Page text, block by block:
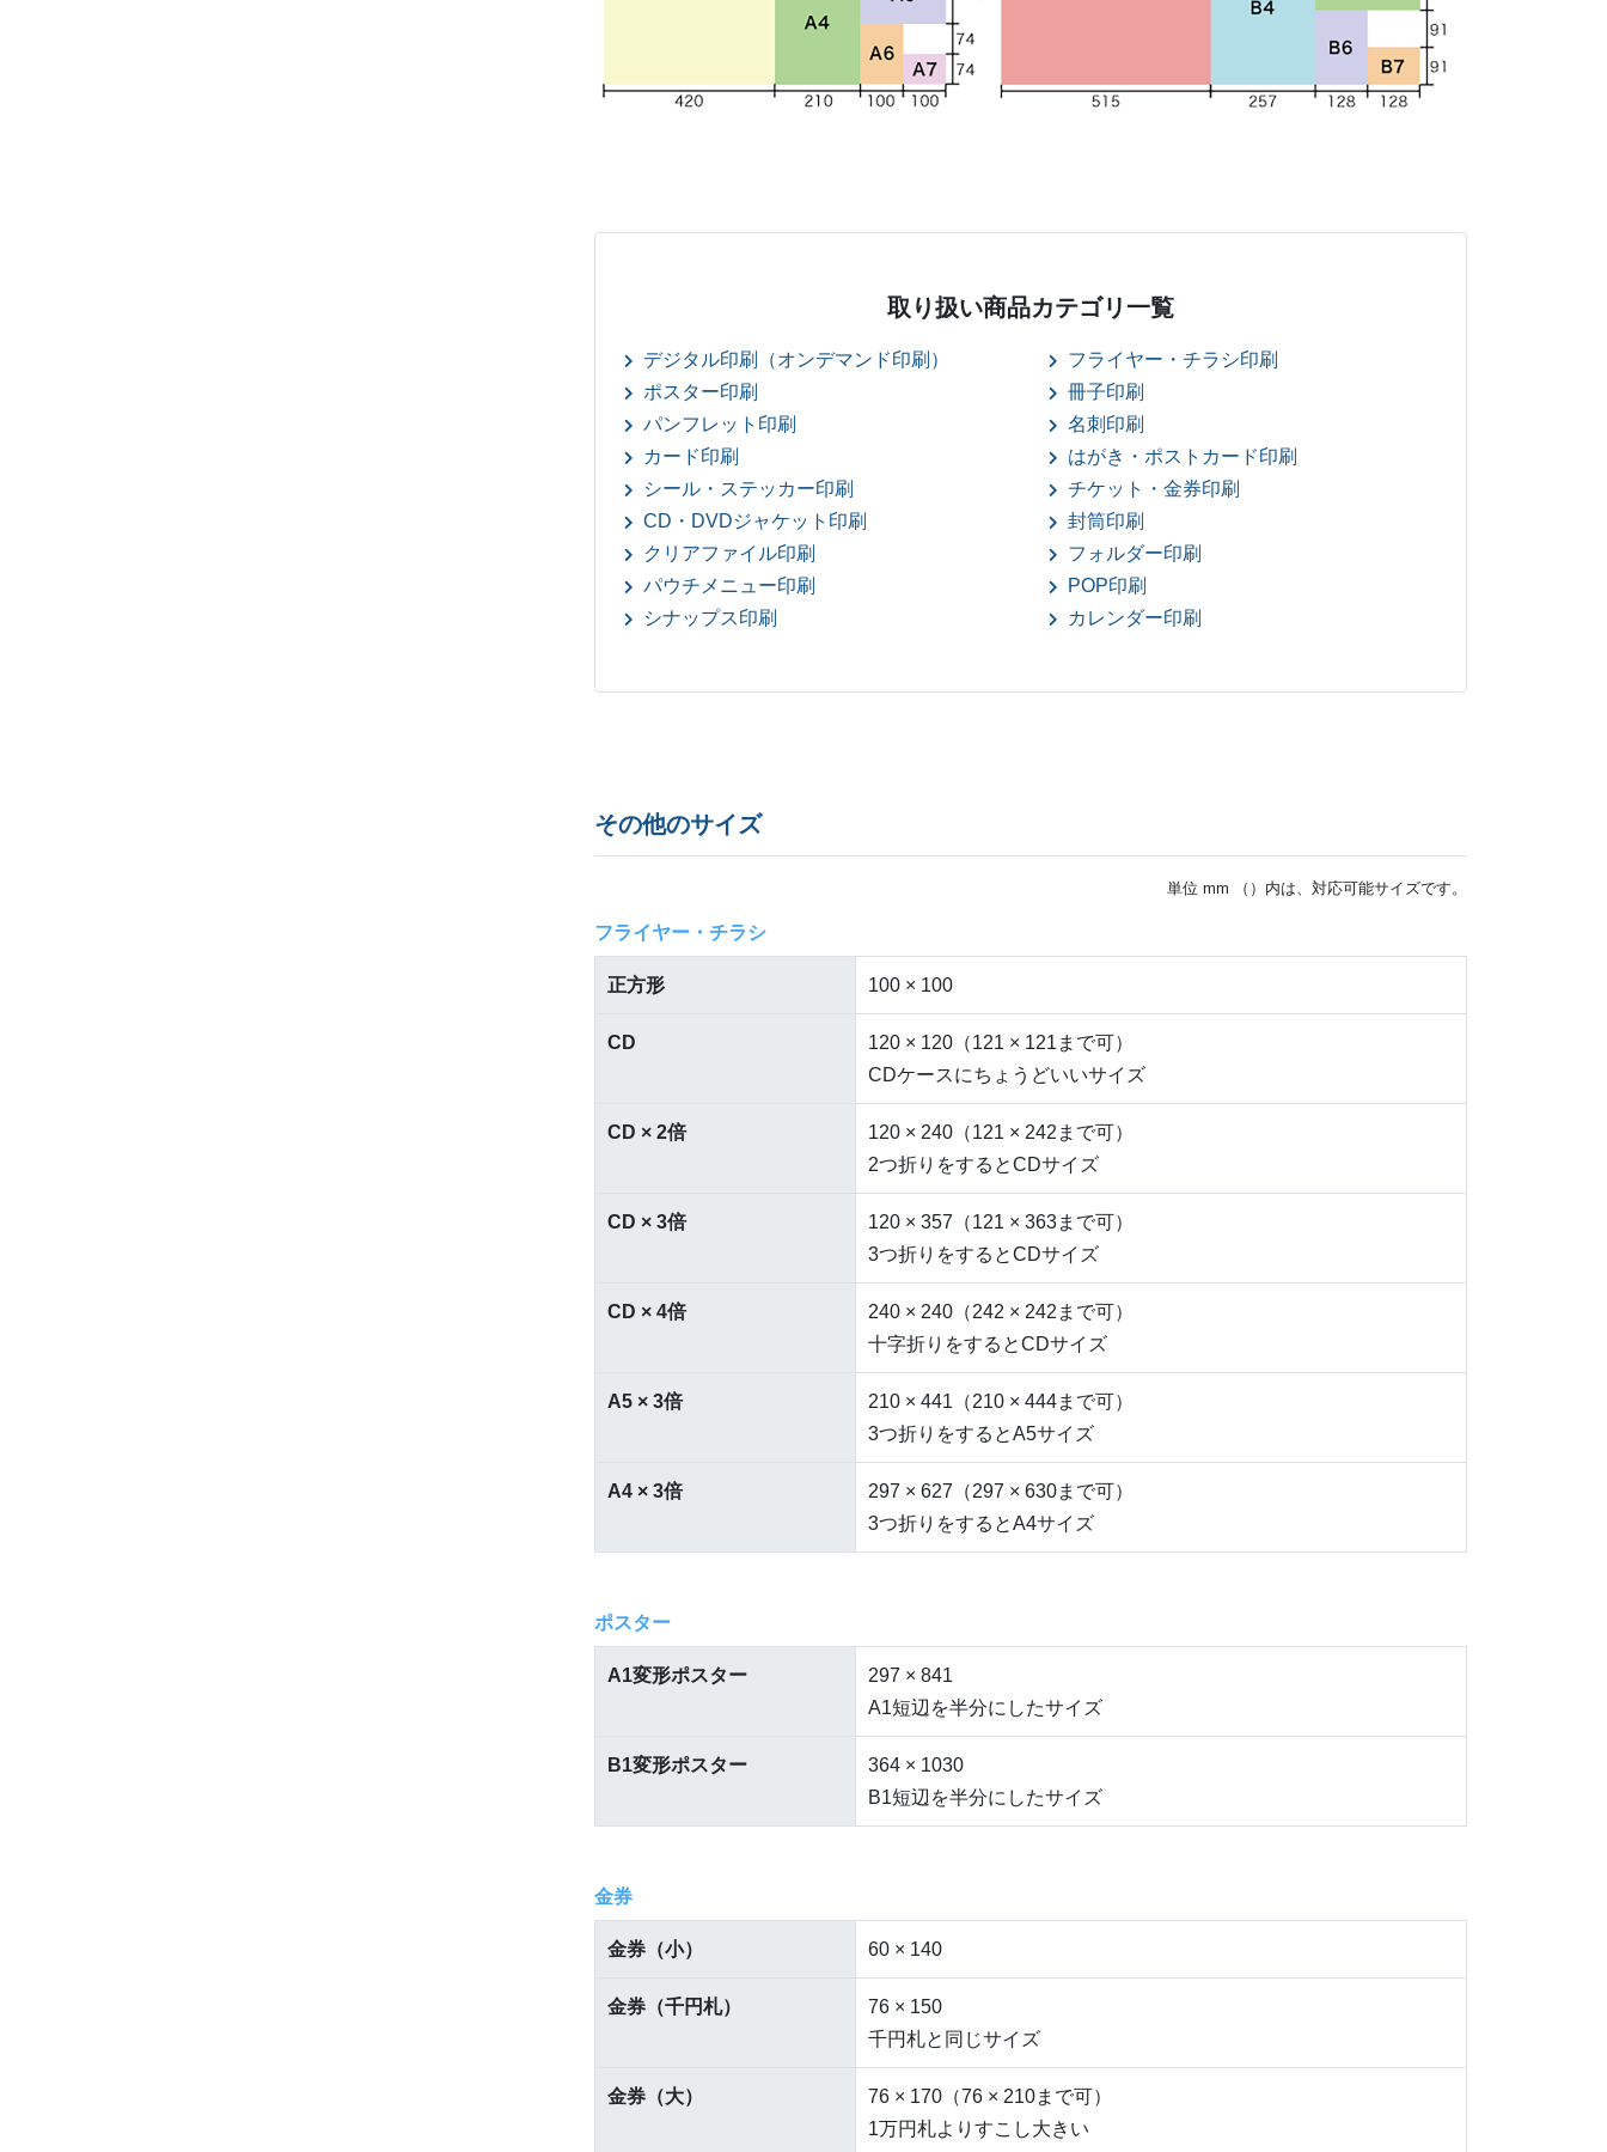
取り扱い商品カテゴリ一覧
デジタル印刷（オンデマンド印刷）
フライヤー・チラシ印刷
ポスター印刷
冊子印刷
パンフレット印刷
名刺印刷
カード印刷
はがき・ポストカード印刷
シール・ステッカー印刷
チケット・金券印刷
CD・DVDジャケット印刷
封筒印刷
クリアファイル印刷
フォルダー印刷
パウチメニュー印刷
POP印刷
シナップス印刷
カレンダー印刷
その他のサイズ
単位 mm （）内は、対応可能サイズです。
フライヤー・チラシ
正方形 100 × 100
CD
120 × 120（121 × 121まで可）
CDケースにちょうどいいサイズ
CD × 2倍
120 × 240（121 × 242まで可）
2つ折りをするとCDサイズ
CD × 3倍
120 × 357（121 × 363まで可）
3つ折りをするとCDサイズ
CD × 4倍
240 × 240（242 × 242まで可）
十字折りをするとCDサイズ
A5 × 3倍
210 × 441（210 × 444まで可）
3つ折りをするとA5サイズ
A4 × 3倍
297 × 627（297 × 630まで可）
3つ折りをするとA4サイズ
ポスター
A1変形ポスター
297 × 841
A1短辺を半分にしたサイズ
B1変形ポスター
364 × 1030
B1短辺を半分にしたサイズ
金券
金券（小） 60 × 140
金券（千円札）
76 × 150
千円札と同じサイズ
金券（大）
76 × 170（76 × 210まで可）
1万円札よりすこし大きい